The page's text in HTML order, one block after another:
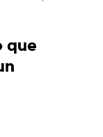
que